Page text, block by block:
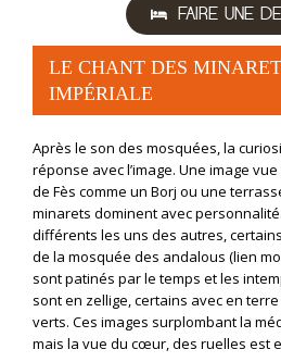
FAIRE UNE
LE CHANT DES
IMPÉRIALE
Après le son des mosquées, la
réponse avec l’image. Une image
de Fès comme un Borj ou une
minarets dominent avec
différents les uns des autres,
de la mosquée des andalous (lien
sont patinés par le temps et les
sont en zellige, certains avec en
verts. Ces images surplombant la
mais la vue du cœur, des ruelles est